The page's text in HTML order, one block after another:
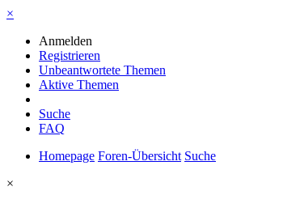
×
Anmelden
Registrieren
Unbeantwortete Themen
Aktive Themen
Suche
FAQ
Homepage Foren-Übersicht Suche
×